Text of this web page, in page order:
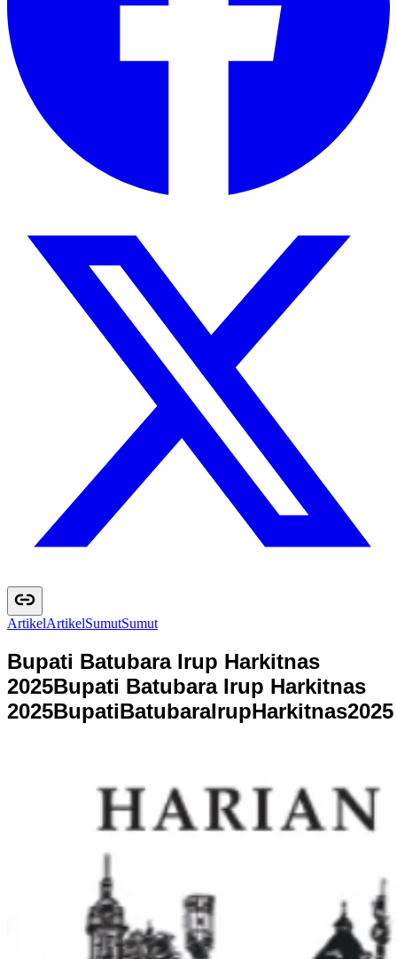
ArtikelArtikelSumutSumut
Bupati Batubara Irup Harkitnas
2025Bupati Batubara Irup Harkitnas
2025BupatiBatubaraIrupHarkitnas2025